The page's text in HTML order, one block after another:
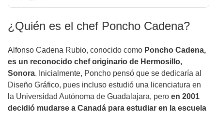
¿Quién es el chef Poncho Cadena?
Alfonso Cadena Rubio, conocido como Poncho Cadena,
es un reconocido chef originario de Hermosillo,
Sonora. Inicialmente, Poncho pensó que se dedicaría al
Diseño Gráfico, pues incluso estudió una licenciatura en
la Universidad Autónoma de Guadalajara, pero en 2001
decidió mudarse a Canadá para estudiar en la escuela